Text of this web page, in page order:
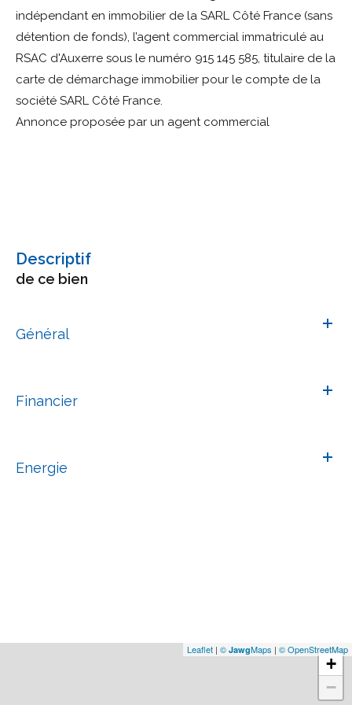
indépendant en immobilier de la SARL Côté France (sans
détention de fonds), l’agent commercial immatriculé au
RSAC d'Auxerre sous le numéro 915 145 585, titulaire de la
carte de démarchage immobilier pour le compte de la
Annonce proposée par un agent commercial
descriptif
de ce bien
Général
Financier
Energie
+
−
Leaflet | © JawgMaps | © OpenStreetMap